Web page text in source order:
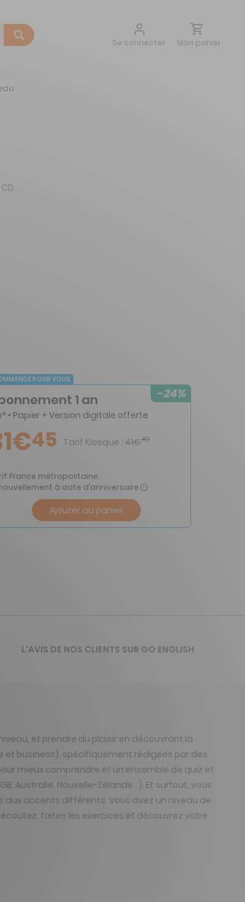
Se connecter
Aller
Mon panier
POUR VOUS
-24%
1 an
• Papier + Version digitale offerte
45 Tarif Kiosque : 41€40
France métropolitaine
à date d’anniversaire
Ajouter au panier
et prendre du plaisir en découvrant la
et business), spécifiquement rédigées par des
mieux comprendre et un ensemble de quiz et
Australie, Nouvelle-Zélande...). Et surtout, vous
accents différents. Vous avez un niveau de
faites les exercices et découvrez votre
L'AVIS DE NOS CLIENTS SUR GO ENGLISH